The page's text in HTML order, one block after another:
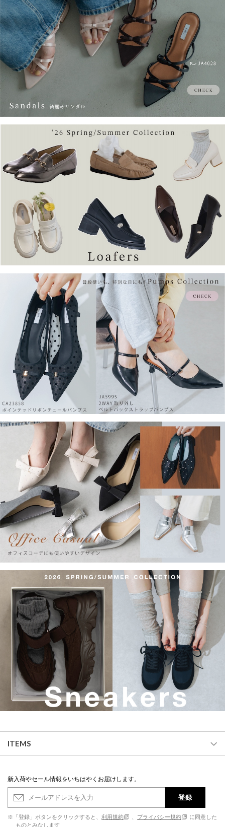
ITEMS
新入荷やセール情報をいちはやくお届けします。
登録
※「登録」ボタンをクリックすると、 利用規約 プライバシー規約
に同意した
ものとみなします